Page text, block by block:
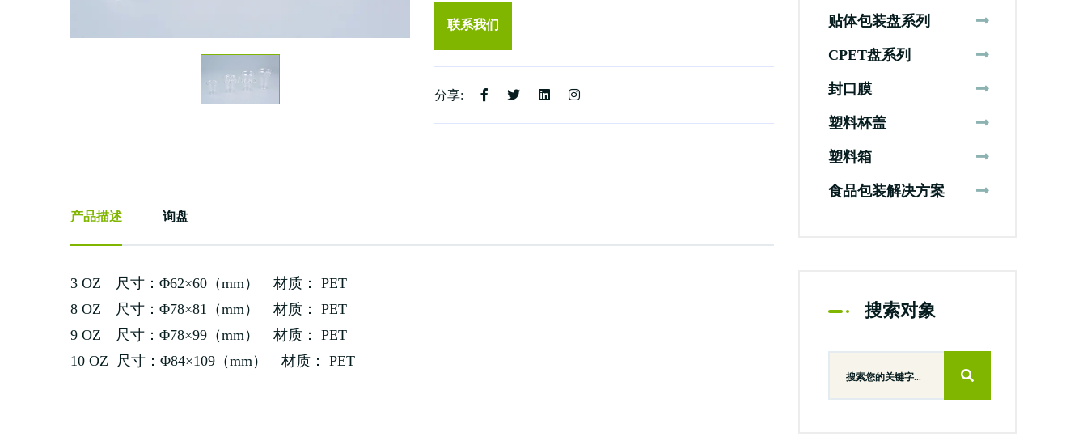
联系我们
分享:
产品描述 询盘
3 OZ 尺寸：Φ62×60（mm） 材质： PET
8 OZ 尺寸：Φ78×81（mm） 材质： PET
9 OZ 尺寸：Φ78×99（mm） 材质： PET
10 OZ 尺寸：Φ84×109（mm） 材质： PET
贴体包装盘系列
CPET盘系列
封口膜
塑料杯盖
塑料箱
食品包装解决方案
搜索对象